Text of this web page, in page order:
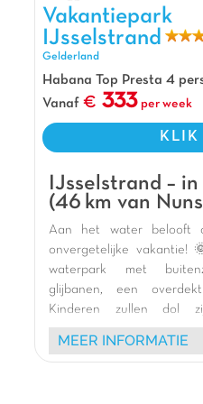
Bij Capfun Heino
de recreatieplas met
springkussen! Is het
de overdekte speeltuin
met peuterbad ideaal!
prachtige natuurgebied
én binnen 20 minuten
centrum van Zwolle
Pluspunten
Overkapte speeltuin
Recreatieplas met
Overdekt zwem- en
Vakantiepark IJsselstrand,
Vakantiepark
IJsselstrand
Gelderland
Habana Top Presta 4
Vanaf
333 per week
KLIK
IJsselstrand –
(46 km van
Aan het water belooft
onvergetelijke vakantie!
waterpark met
glijbanen, een
Kinderen zullen dol
speeltuinen (kasteel,
binnenspeeltuin voor
MEER INFORMATIE